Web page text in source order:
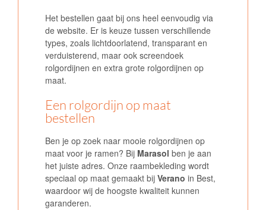
Het bestellen gaat bij ons heel eenvoudig via
de website. Er is keuze tussen verschillende
types, zoals lichtdoorlatend, transparant en
verduisterend, maar ook screendoek
rolgordijnen en extra grote rolgordijnen op
maat.
Een rolgordijn op maat
bestellen
Ben je op zoek naar mooie rolgordijnen op
maat voor je ramen? Bij Marasol ben je aan
het juiste adres. Onze raambekleding wordt
speciaal op maat gemaakt bij Verano in Best,
waardoor wij de hoogste kwaliteit kunnen
garanderen.